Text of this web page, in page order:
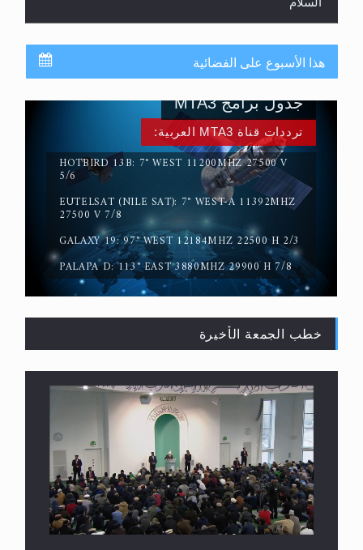
حقيقة المسيح الدجال
القرآن قاضٍ وحكمٌ على السنة ومهيمنٌ عليها.. ليس
العكس
هذا الأسبوع على الفضائية
ترددات قناة MTA3 العربية:
HOTBIRD 13B: 7° WEST 11200MHZ 27500 V
5/6
EUTELSAT (NILE SAT): 7° WEST-A 11392MHZ
27500 V 7/8
GALAXY 19: 97° WEST 12184MHZ 22500 H 2/3
PALAPA D: 113° EAST 3880MHZ 29900 H 7/8
جدول برامج MTA3
خطب الجمعة الأخيرة